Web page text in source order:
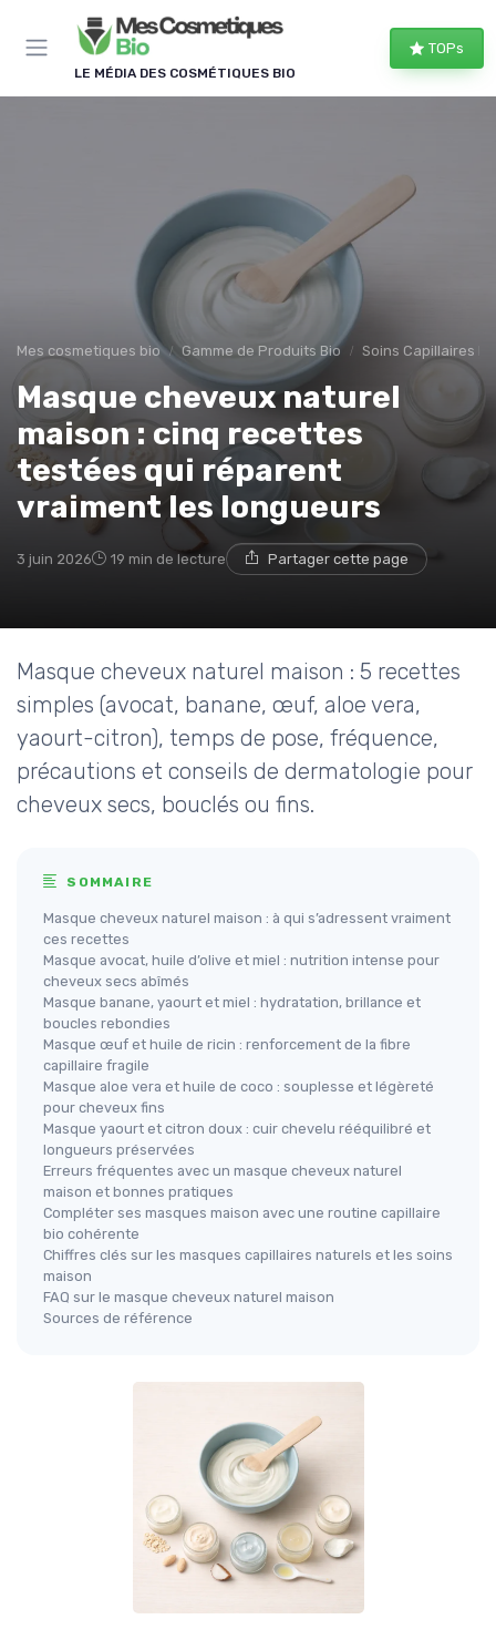
LE MÉDIA DES COSMÉTIQUES BIO
TOPs
Mes cosmetiques bio Gamme de Produits Bio Soins Capillaires
Masque cheveux naturel
maison : cinq recettes
testées qui réparent
vraiment les longueurs
3 juin 2026 19 min de lecture Partager cette page
Masque cheveux naturel maison : 5 recettes
simples (avocat, banane, œuf, aloe vera,
yaourt-citron), temps de pose, fréquence,
précautions et conseils de dermatologie pour
cheveux secs, bouclés ou fins.
SOMMAIRE
Masque cheveux naturel maison : à qui s’adressent vraiment
ces recettes
Masque avocat, huile d’olive et miel : nutrition intense pour
cheveux secs abîmés
Masque banane, yaourt et miel : hydratation, brillance et
boucles rebondies
Masque œuf et huile de ricin : renforcement de la fibre
capillaire fragile
Masque aloe vera et huile de coco : souplesse et légèreté
pour cheveux fins
Masque yaourt et citron doux : cuir chevelu rééquilibré et
longueurs préservées
Erreurs fréquentes avec un masque cheveux naturel
maison et bonnes pratiques
Compléter ses masques maison avec une routine capillaire
bio cohérente
Chiffres clés sur les masques capillaires naturels et les soins
maison
FAQ sur le masque cheveux naturel maison
Sources de référence
Panneau de gestion des cookies